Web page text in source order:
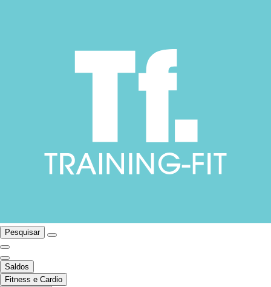
Pesquisar
Saldos
Fitness e Cardio